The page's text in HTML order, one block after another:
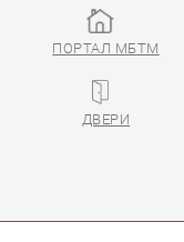
VANGA
ПОРТАЛ МБТМ
ДВЕРИ